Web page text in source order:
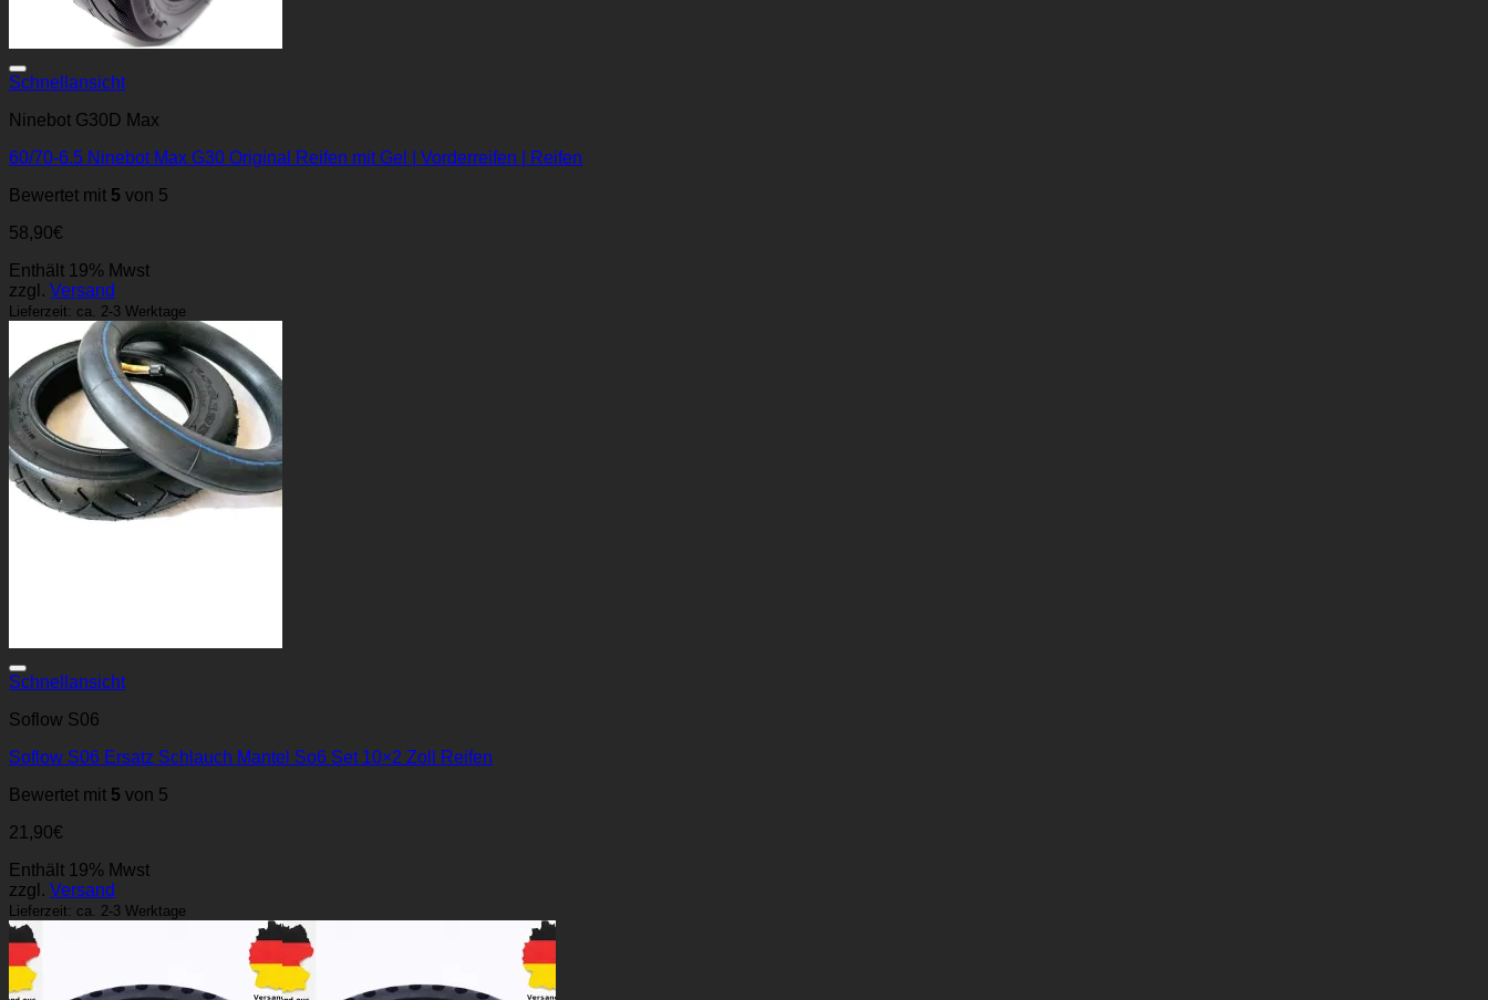
Schnellansicht
Ninebot G30D Max
60/70-6.5 Ninebot Max G30 Original Reifen mit Gel | Vorderreifen | Reifen
Bewertet mit 5 von 5
58,90€
Enthält 19% Mwst
zzgl. Versand
Lieferzeit: ca. 2-3 Werktage
Schnellansicht
Soflow S06
Soflow S06 Ersatz Schlauch Mantel So6 Set 10×2 Zoll Reifen
Bewertet mit 5 von 5
21,90€
Enthält 19% Mwst
zzgl. Versand
Lieferzeit: ca. 2-3 Werktage